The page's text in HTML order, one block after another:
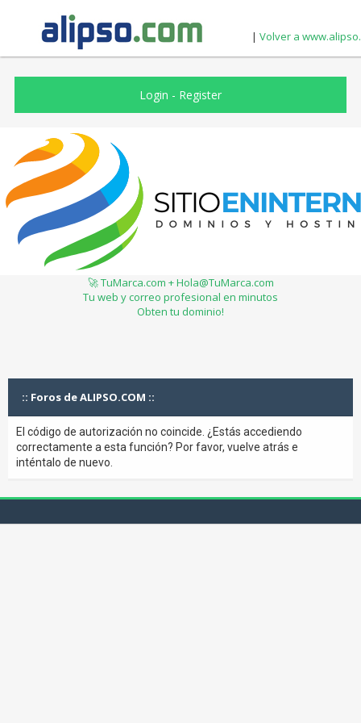
| Volver a
Login - Register
🚀 TuMarca.com + Hola@TuMarca.com
Tu web y correo profesional en minutos
Obten tu dominio!
:: Foros de ALIPSO.COM ::
El código de autorización no coincide. ¿Estás accediendo
correctamente a esta función? Por favor, vuelve atrás e
inténtalo de nuevo.